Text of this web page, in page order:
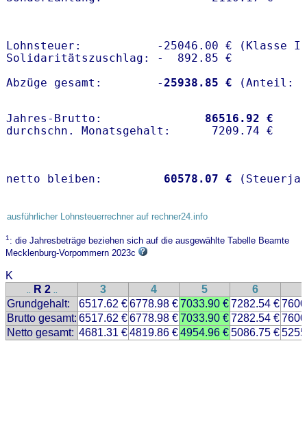
Lohnsteuer:           -25046.00 € (Klasse I)
Solidaritätszuschlag: -  892.85 €
Abzüge gesamt:        -25938.85 €
Jahres-Brutto: 86516.92 €
netto bleiben: 60578.07 €
ausführlicher Lohnsteuerrechner auf rechner24.info
1: die Jahresbeträge beziehen sich auf die ausgewählte Tabelle Beamte
Mecklenburg-Vorpommern 2023c
K
.. R 2 .. 3 4 5 6
Grundgehalt:
6517.62 €6778.98 €7033.90 €7282.54 €
Brutto gesamt: 6517.62 €6778.98 €7033.90 €7282.54 €
Netto gesamt: 4681.31 €4819.86 €4954.96 €5086.75 €